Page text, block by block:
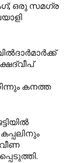
ഒരു സമഗ്ര
കനത്ത
വീണ